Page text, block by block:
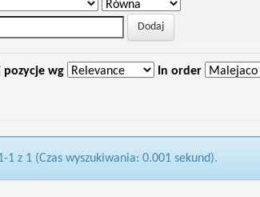
pozycje wg In order
1 z 1 (Czas wyszukiwania: 0.001 sekund).